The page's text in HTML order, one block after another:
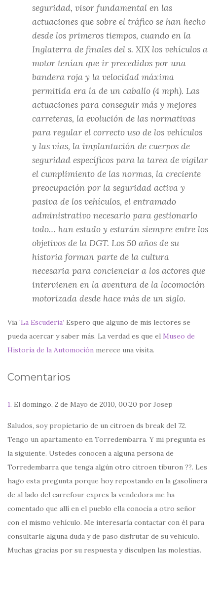
seguridad, visor fundamental en las
actuaciones que sobre el tráfico se han hecho
desde los primeros tiempos, cuando en la
Inglaterra de finales del s. XIX los vehículos a
motor tenían que ir precedidos por una
bandera roja y la velocidad máxima
permitida era la de un caballo (4 mph). Las
actuaciones para conseguir más y mejores
carreteras, la evolución de las normativas
para regular el correcto uso de los vehículos
y las vías, la implantación de cuerpos de
seguridad específicos para la tarea de vigilar
el cumplimiento de las normas, la creciente
preocupación por la seguridad activa y
pasiva de los vehículos, el entramado
administrativo necesario para gestionarlo
todo… han estado y estarán siempre entre los
objetivos de la DGT. Los 50 años de su
historia forman parte de la cultura
necesaria para concienciar a los actores que
intervienen en la aventura de la locomoción
motorizada desde hace más de un siglo.
Via ‘La Escuderia’ Espero que alguno de mis lectores se
pueda acercar y saber más. La verdad es que el Museo de
Historia de la Automoción merece una visita.
Comentarios
1. El domingo, 2 de Mayo de 2010, 00:20 por Josep
Saludos, soy propietario de un citroen ds break del 72.
Tengo un apartamento en Torredembarra. Y mi pregunta es
la siguiente. Ustedes conocen a alguna persona de
Torredembarra que tenga algún otro citroen tiburon ??. Les
hago esta pregunta porque hoy repostando en la gasolinera
de al lado del carrefour expres la vendedora me ha
comentado que allí en el pueblo ella conocía a otro señor
con el mismo vehículo. Me interesaría contactar con él para
consultarle alguna duda y de paso disfrutar de su vehiculo.
Muchas gracias por su respuesta y disculpen las molestias.